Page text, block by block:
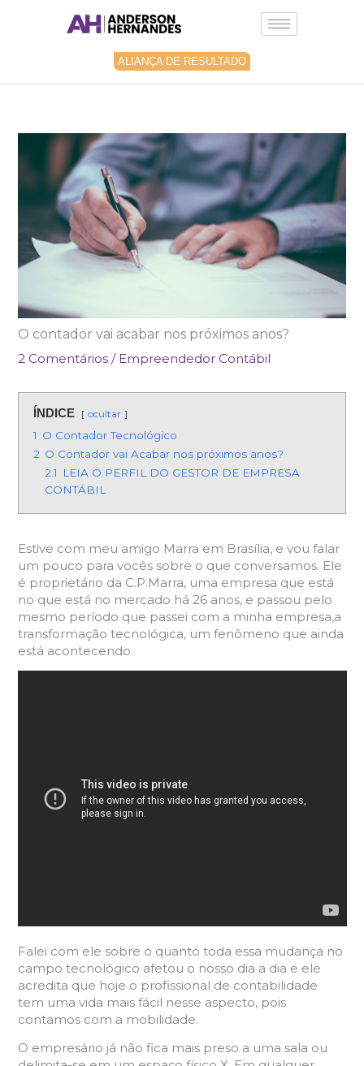
ALIANÇA DE RESULTADO
O contador vai acabar nos próximos anos?
2 Comentários / Empreendedor Contábil
ÍNDICE ocultar
1 O Contador Tecnológico
2 O Contador vai Acabar nos próximos anos?
2.1
LEIA O PERFIL DO GESTOR DE EMPRESA
CONTÁBIL
Estive com meu amigo Marra em Brasília, e vou falar
um pouco para vocês sobre o que conversamos. Ele
é proprietário da C.P.Marra, uma empresa que está
no que está no mercado há 26 anos, e passou pelo
mesmo período que passei com a minha empresa,a
transformação tecnológica, um fenômeno que ainda
está acontecendo.
Falei com ele sobre o quanto toda essa mudança no
campo tecnológico afetou o nosso dia a dia e ele
acredita que hoje o profissional de contabilidade
tem uma vida mais fácil nesse aspecto, pois
contamos com a mobilidade.
O empresário já não fica mais preso a uma sala ou